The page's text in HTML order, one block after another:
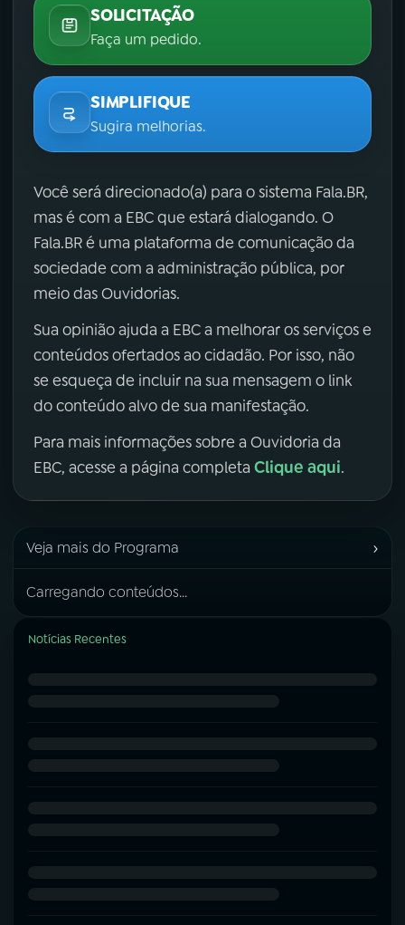
SOLICITAÇÃO
Faça um pedido.
SIMPLIFIQUE
Sugira melhorias.
Você será direcionado(a) para o sistema Fala.BR,
mas é com a EBC que estará dialogando. O
Fala.BR é uma plataforma de comunicação da
sociedade com a administração pública, por
meio das Ouvidorias.
Sua opinião ajuda a EBC a melhorar os serviços e
conteúdos ofertados ao cidadão. Por isso, não
se esqueça de incluir na sua mensagem o link
do conteúdo alvo de sua manifestação.
Para mais informações sobre a Ouvidoria da
EBC, acesse a página completa Clique aqui.
Veja mais do Programa ›
Carregando conteúdos...
Notícias Recentes